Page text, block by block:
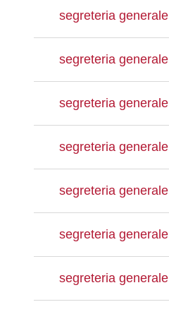
segreteria generale
segreteria generale
segreteria generale
segreteria generale
segreteria generale
segreteria generale
segreteria generale